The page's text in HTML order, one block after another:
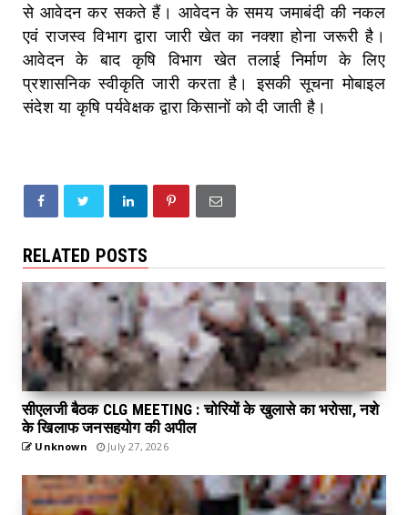
से आवेदन कर सकते हैं। आवेदन के समय जमाबंदी की नकल
एवं राजस्व विभाग द्वारा जारी खेत का नक्शा होना जरूरी है।
आवेदन के बाद कृषि विभाग खेत तलाई निर्माण के लिए
प्रशासनिक स्वीकृति जारी करता है। इसकी सूचना मोबाइल
संदेश या कृषि पर्यवेक्षक द्वारा किसानों को दी जाती है।
RELATED POSTS
सीएलजी बैठक CLG MEETING : चोरियों के खुलासे का भरोसा, नशे
के खिलाफ जनसहयोग की अपील
Unknown July 27, 2026